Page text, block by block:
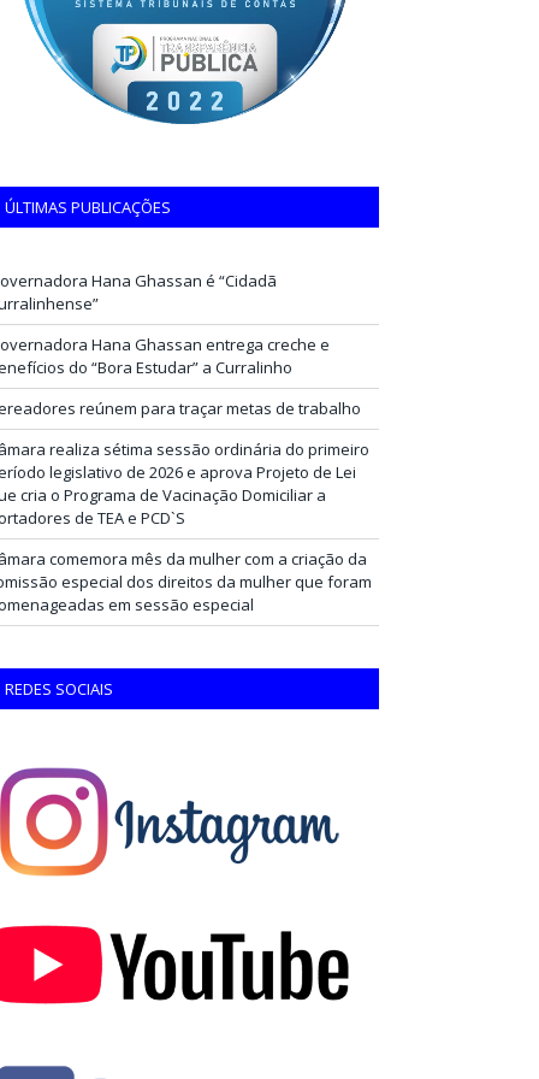
ÚLTIMAS PUBLICAÇÕES
Hana Ghassan é “Cidadã
Hana Ghassan entrega creche e
do “Bora Estudar” a Curralinho
reúnem para traçar metas de trabalho
realiza sétima sessão ordinária do primeiro
legislativo de 2026 e aprova Projeto de Lei
cria o Programa de Vacinação Domiciliar a
de TEA e PCD`S
comemora mês da mulher com a criação da
especial dos direitos da mulher que foram
em sessão especial
REDES SOCIAIS